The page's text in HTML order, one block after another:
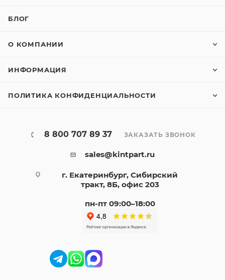
БЛОГ
О КОМПАНИИ
ИНФОРМАЦИЯ
ПОЛИТИКА КОНФИДЕНЦИАЛЬНОСТИ
8 800 707 89 37 ЗАКАЗАТЬ ЗВОНОК
sales@kintpart.ru
г. Екатеринбург, Сибирский
тракт, 8Б, офис 203
пн-пт 09:00–18:00